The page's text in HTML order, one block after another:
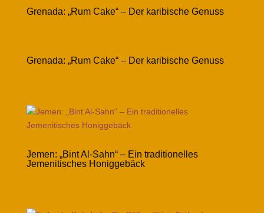
Grenada: „Rum Cake“ – Der karibische Genuss
Grenada: „Rum Cake“ – Der karibische Genuss
Jemen: „Bint Al-Sahn“ – Ein traditionelles
Jemenitisches Honiggebäck